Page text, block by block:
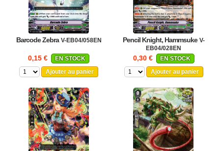
Barcode Zebra V-EB04/058EN
0,15 €
EN STOCK
Ajouter au panier
Pencil Knight, Hammsuke V-
EB04/028EN
0,30 €
EN STOCK
Ajouter au panier